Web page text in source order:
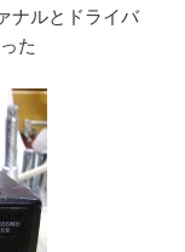
ナルとドライバ
た